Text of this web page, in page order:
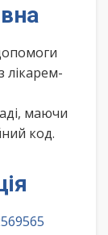
лікарем-
маючи
код.